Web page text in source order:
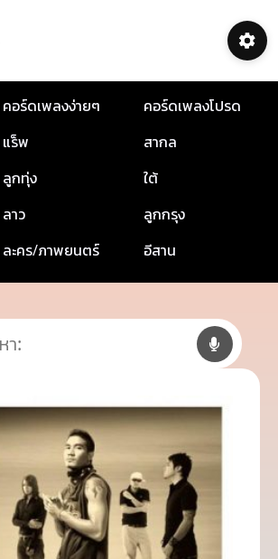
คอร์ดเพลงง่ายๆ
คอร์ดเพลงโปรด
แร็พ
สากล
ลูกทุ่ง
ใต้
ลาว
ลูกกรุง
ละคร/ภาพยนตร์ อีสาน